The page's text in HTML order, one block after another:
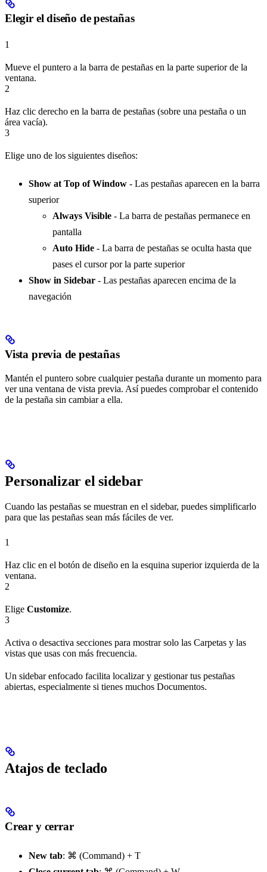
Elegir el diseño de pestañas
1
Mueve el puntero a la barra de pestañas en la parte superior de la
ventana.
2
Haz clic derecho en la barra de pestañas (sobre una pestaña o un
área vacía).
3
Elige uno de los siguientes diseños:
Show at Top of Window - Las pestañas aparecen en la barra
superior
Always Visible - La barra de pestañas permanece en
pantalla
Auto Hide - La barra de pestañas se oculta hasta que
pases el cursor por la parte superior
Show in Sidebar - Las pestañas aparecen encima de la
navegación
Vista previa de pestañas
Mantén el puntero sobre cualquier pestaña durante un momento para
ver una ventana de vista previa. Así puedes comprobar el contenido
de la pestaña sin cambiar a ella.
Personalizar el sidebar
Cuando las pestañas se muestran en el sidebar, puedes simplificarlo
para que las pestañas sean más fáciles de ver.
1
Haz clic en el botón de diseño en la esquina superior izquierda de la
ventana.
2
Elige Customize.
3
Activa o desactiva secciones para mostrar solo las Carpetas y las
vistas que usas con más frecuencia.
Un sidebar enfocado facilita localizar y gestionar tus pestañas
abiertas, especialmente si tienes muchos Documentos.
Atajos de teclado
Crear y cerrar
New tab: ⌘ (Command) + T